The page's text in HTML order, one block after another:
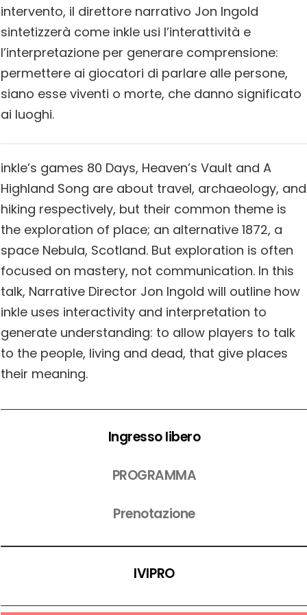
intervento, il direttore narrativo Jon Ingold
sintetizzerà come inkle usi l’interattività e
l’interpretazione per generare comprensione:
permettere ai giocatori di parlare alle persone,
siano esse viventi o morte, che danno significato
ai luoghi.
inkle’s games 80 Days, Heaven’s Vault and A
Highland Song are about travel, archaeology, and
hiking respectively, but their common theme is
the exploration of place; an alternative 1872, a
space Nebula, Scotland. But exploration is often
focused on mastery, not communication. In this
talk, Narrative Director Jon Ingold will outline how
inkle uses interactivity and interpretation to
generate understanding: to allow players to talk
to the people, living and dead, that give places
their meaning.
Ingresso libero
PROGRAMMA
Prenotazione
IVIPRO